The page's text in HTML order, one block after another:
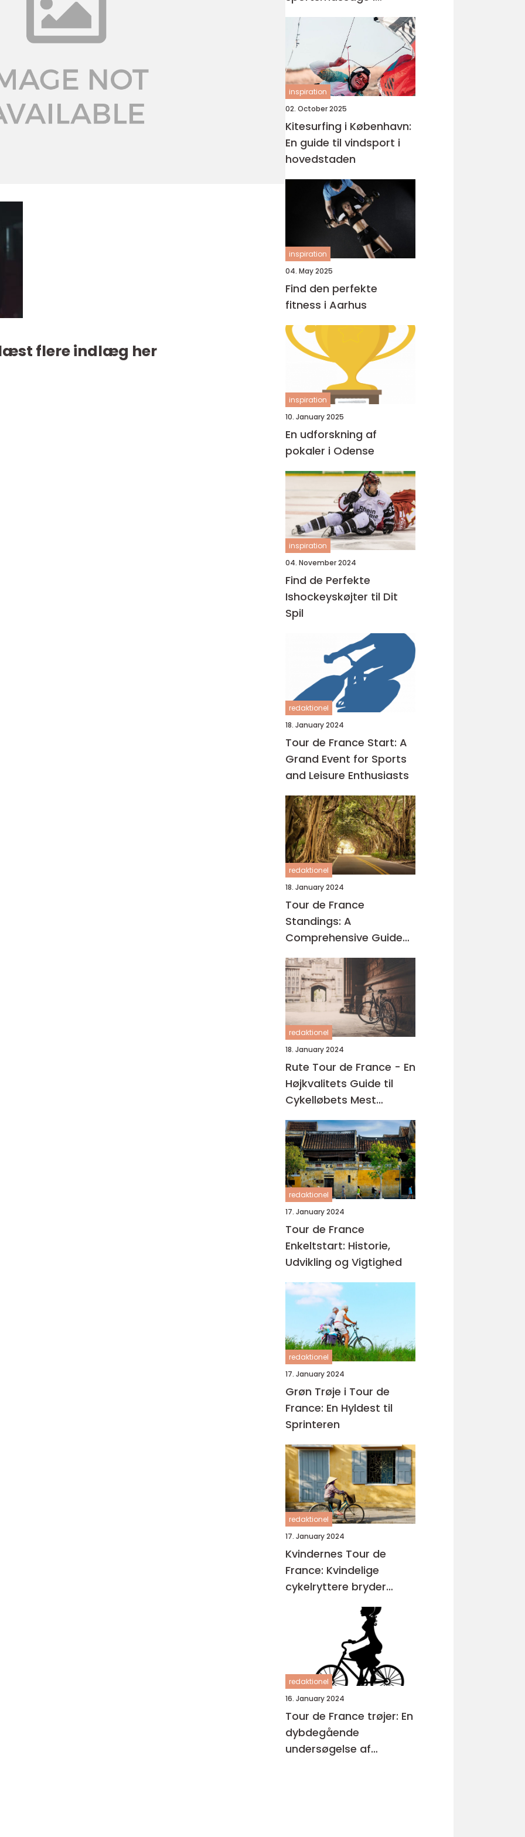
flere indlæg her
København
inspiration
02. October 2025
Kitesurfing i København:
En guide til vindsport i
hovedstaden
inspiration
04. May 2025
Find den perfekte
fitness i Aarhus
inspiration
10. January 2025
En udforskning af
pokaler i Odense
inspiration
04. November 2024
Find de Perfekte
Ishockeyskøjter til Dit
Spil
redaktionel
18. January 2024
Tour de France Start: A
Grand Event for Sports
and Leisure Enthusiasts
redaktionel
18. January 2024
Tour de France
Standings: A
Comprehensive Guide
for Cycling Enthusiasts
redaktionel
18. January 2024
Rute Tour de France - En
Højkvalitets Guide til
Cykelløbets Mest
Ikonerende Rute
redaktionel
17. January 2024
Tour de France
Enkeltstart: Historie,
Udvikling og Vigtighed
redaktionel
17. January 2024
Grøn Trøje i Tour de
France: En Hyldest til
Sprinteren
redaktionel
17. January 2024
Kvindernes Tour de
France: Kvindelige
cykelryttere bryder
redaktionel
16. January 2024
Tour de France trøjer: En
dybdegående
undersøgelse af